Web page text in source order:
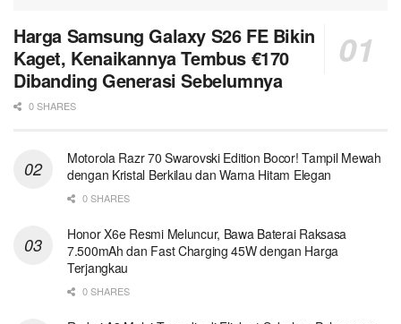
Harga Samsung Galaxy S26 FE Bikin
Kaget, Kenaikannya Tembus €170
Dibanding Generasi Sebelumnya
0 SHARES
Motorola Razr 70 Swarovski Edition Bocor! Tampil Mewah
dengan Kristal Berkilau dan Warna Hitam Elegan
0 SHARES
Honor X6e Resmi Meluncur, Bawa Baterai Raksasa
7.500mAh dan Fast Charging 45W dengan Harga
Terjangkau
0 SHARES